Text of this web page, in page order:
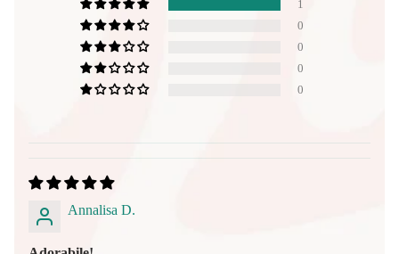
1
0
0
0
0
Annalisa D.